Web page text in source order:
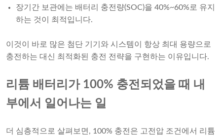
장기간 보관에는 배터리 충전량(SOC)을 40%~60%로 유지
하는 것이 최적입니다.
이것이 바로 많은 첨단 기기와 시스템이 항상 최대 용량으로
충전하는 대신 최적화된 충전 전략을 구현하는 이유입니다.
리튬 배터리가 100% 충전되었을 때 내
부에서 일어나는 일
더 심층적으로 살펴보면, 100% 충전은 고전압 조건에서 리튬